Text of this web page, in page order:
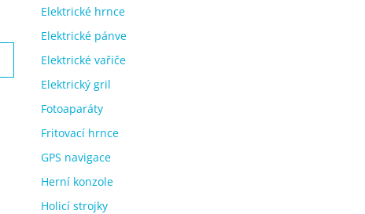
Elektrické hrnce
Elektrické pánve
Elektrické vařiče
Elektrický gril
Fotoaparáty
Fritovací hrnce
GPS navigace
Herní konzole
Holicí strojky